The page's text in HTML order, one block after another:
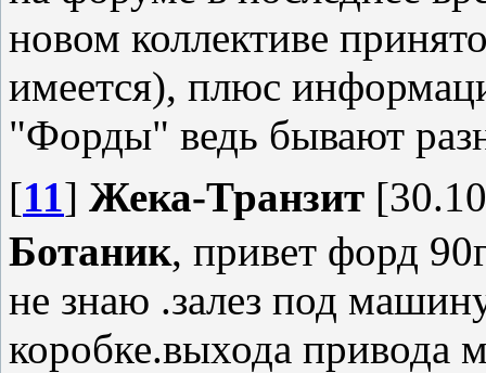
новом коллективе
имеется), плюс
"Форды" ведь бывают
[11] Жека-Транзит
Ботаник, привет форд
не знаю .залез под
коробке.выхода привода